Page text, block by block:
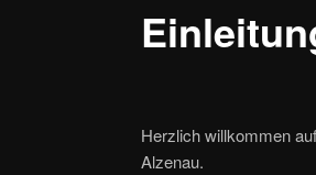
Herzlich willkommen
Alzenau.